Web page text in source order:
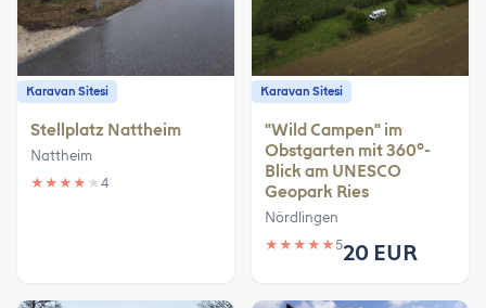
Karavan Sitesi
Stellplatz Nattheim
Nattheim
★ ★ ★ ★ ★ 4
Karavan Sitesi
"Wild Campen" im
Obstgarten mit 360°-
Blick am UNESCO
Geopark Ries
Nördlingen
★ ★ ★ ★ ★520 EUR